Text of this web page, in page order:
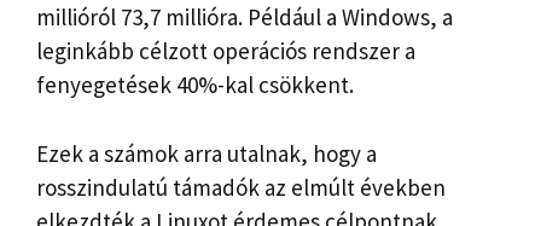
millióról 73,7 millióra. Például a Windows, a
leginkább célzott operációs rendszer a
fenyegetések 40%-kal csökkent.
Ezek a számok arra utalnak, hogy a
rosszindulatú támadók az elmúlt években